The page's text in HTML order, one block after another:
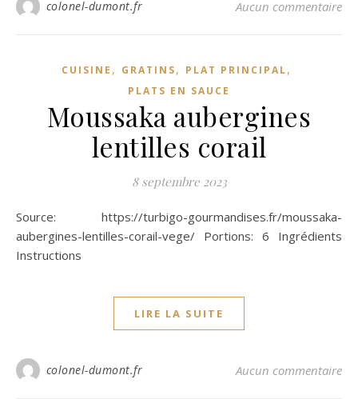
colonel-dumont.fr Aucun commentaire
CUISINE , GRATINS, PLAT PRINCIPAL,
PLATS EN SAUCE
Moussaka aubergines
lentilles corail
8 septembre 2023
Source: https://turbigo-gourmandises.fr/moussaka-
aubergines-lentilles-corail-vege/ Portions: 6 Ingrédients
Instructions
LIRE LA SUITE
colonel-dumont.fr Aucun commentaire